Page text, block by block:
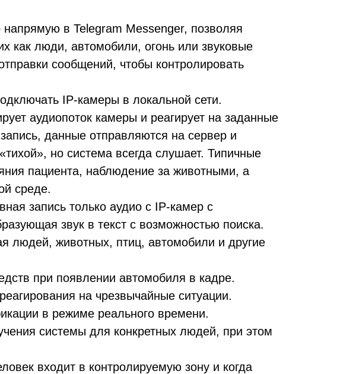
в Telegram Messenger, позволяя
как люди, автомобили, огонь или звуковые
сообщений, чтобы контролировать
IP-камеры в локальной сети.
аудиопоток камеры и реагирует на заданные
данные отправляются на сервер и
но система всегда слушает. Типичные
пациента, наблюдение за животными, а
среде.
запись только аудио с IP-камер с
звук в текст с возможностью поиска.
людей, животных, птиц, автомобили и другие
при появлении автомобиля в кадре.
на чрезвычайные ситуации.
в режиме реального времени.
системы для конкретных людей, при этом
входит в контролируемую зону и когда